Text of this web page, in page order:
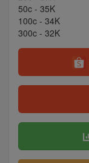
50c - 35K
100c - 34K
300c - 32K